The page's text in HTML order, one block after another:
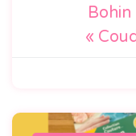
Bohin
«